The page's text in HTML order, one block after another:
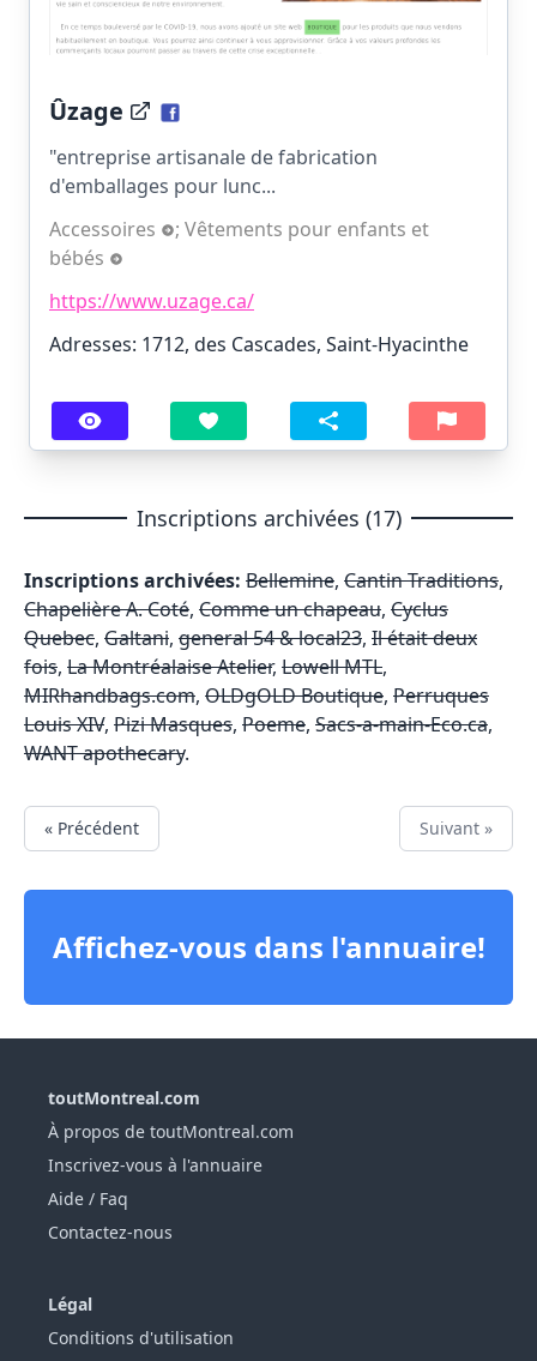
Ûzage
"entreprise artisanale de fabrication
d'emballages pour lunc...
Accessoires
; Vêtements pour enfants et
bébés
https://www.uzage.ca/
Adresses: 1712, des Cascades, Saint-Hyacinthe
Inscriptions archivées (17)
Inscriptions archivées: Bellemine, Cantin Traditions,
Chapelière A. Coté, Comme un chapeau, Cyclus
Quebec, Galtani, general 54 & local23, Il était deux
fois, La Montréalaise Atelier, Lowell MTL,
MIRhandbags.com, OLDgOLD Boutique, Perruques
Louis XIV, Pizi Masques, Poeme, Sacs-a-main-Eco.ca,
WANT apothecary.
« Précédent Suivant »
Affichez-vous dans l'annuaire!
toutMontreal.com
À propos de toutMontreal.com
Inscrivez-vous à l'annuaire
Aide / Faq
Contactez-nous
Légal
Conditions d'utilisation